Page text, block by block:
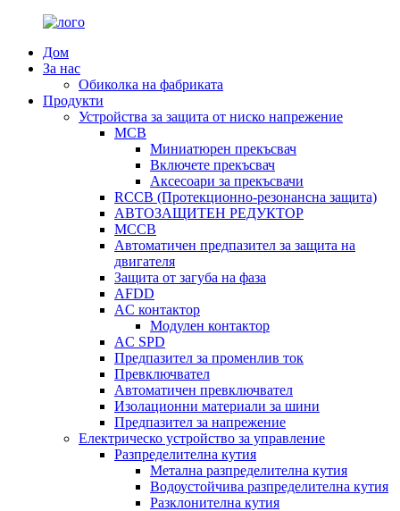
Дом
За нас
Обиколка на фабриката
Продукти
Устройства за защита от ниско напрежение
MCB
Миниатюрен прекъсвач
Включете прекъсвач
Аксесоари за прекъсвачи
RCCB (Протекционно-резонансна защита)
АВТОЗАЩИТЕН РЕДУКТОР
MCCB
Автоматичен предпазител за защита на
двигателя
Защита от загуба на фаза
AFDD
AC контактор
Модулен контактор
AC SPD
Предпазител за променлив ток
Превключвател
Автоматичен превключвател
Изолационни материали за шини
Предпазител за напрежение
Електрическо устройство за управление
Разпределителна кутия
Метална разпределителна кутия
Водоустойчива разпределителна кутия
Разклонителна кутия